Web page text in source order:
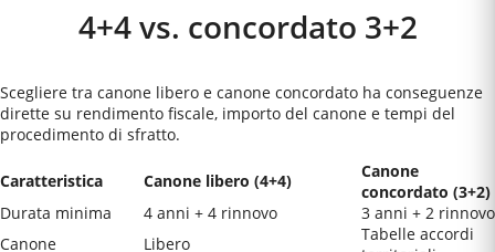
4+4 vs. concordato 3+2
Scegliere tra canone libero e canone concordato ha conseguenze
dirette su rendimento fiscale, importo del canone e tempi del
procedimento di sfratto.
Caratteristica Canone libero (4+4)
Canone
concordato (3+2)
Durata minima
4 anni + 4 rinnovo
3 anni + 2 rinnovo
Canone
Libero
Tabelle accordi